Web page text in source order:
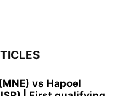
vs Hapoel